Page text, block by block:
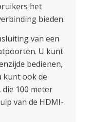
het
bieden.
van een
U kunt
bedienen,
kunt ook de
100 meter
van de HDMI-